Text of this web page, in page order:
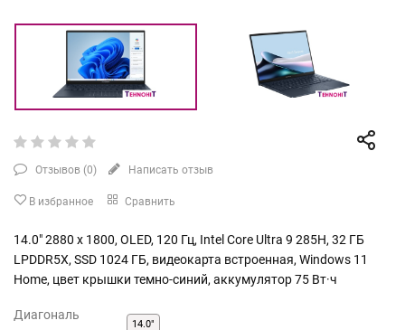
Отзывов (0) Написать отзыв
В избранное Сравнить
14.0" 2880 x 1800, OLED, 120 Гц, Intel Core Ultra 9 285H, 32 ГБ
LPDDR5X, SSD 1024 ГБ, видеокарта встроенная, Windows 11
Home, цвет крышки темно-синий, аккумулятор 75 Вт·ч
Диагональ
14.0"